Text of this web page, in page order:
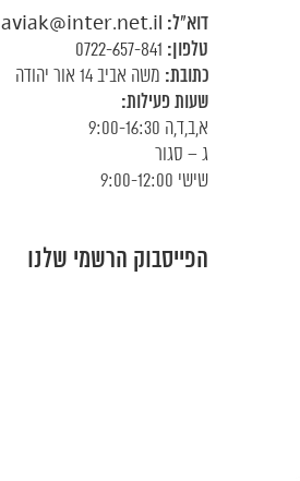
דוא"ל: aviak@inter.net.il
טלפון: 0722-657-841
כתובת: משה אביב 14 אור יהודה
שעות פעילות:
א,ב,ד,ה 9:00-16:30
ג – סגור
שישי 9:00-12:00
הפייסבוק הרשמי שלנו